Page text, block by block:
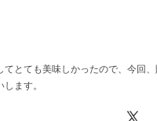
とても美味しかったので、今回
ます。